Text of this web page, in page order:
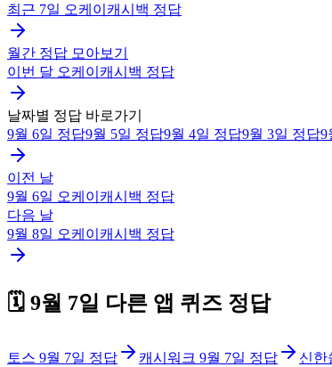
최근 7일 오케이캐시백 정답
월간 정답 모아보기
이번 달 오케이캐시백 정답
날짜별 정답 바로가기
9월 6일 정답9월 5일 정답9월 4일 정답9월 3일 정답9
이전 날
9월 6일 오케이캐시백 정답
다음 날
9월 8일 오케이캐시백 정답
🗓️ 9월 7일 다른 앱 퀴즈 정답
토스 9월 7일 정답 캐시워크 9월 7일 정답 신한